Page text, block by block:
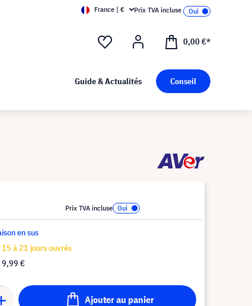
France | € Prix TVA incluse
0,00 €*
Guide & Actualités Conseil
Prix TVA incluse
en sus
à 21 jours ouvrés
9,99 €
Ajouter au panier